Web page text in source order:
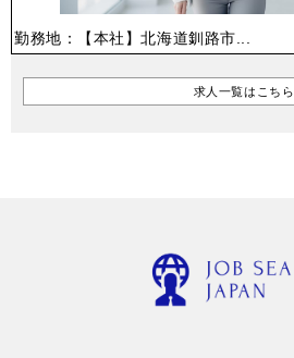
勤務地：【本社】北海道釧路市...
求人一覧はこちら